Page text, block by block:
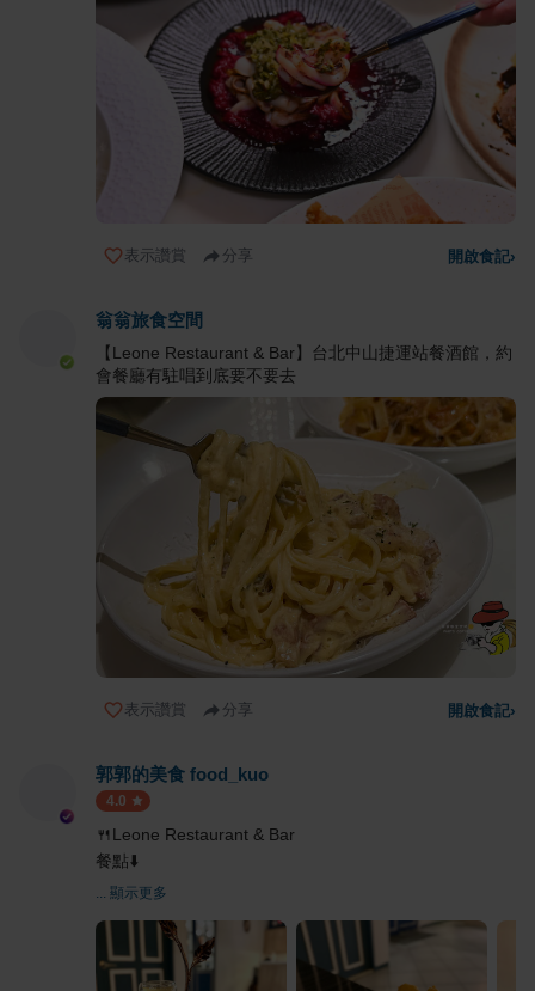
表示讚賞 分享 開啟食記›
翁翁旅食空間
【Leone Restaurant & Bar】台北中山捷運站餐酒館，約
會餐廳有駐唱到底要不要去
表示讚賞 分享 開啟食記›
郭郭的美食 food_kuo
4.0
🍴Leone Restaurant & Bar
餐點⬇️
... 顯示更多